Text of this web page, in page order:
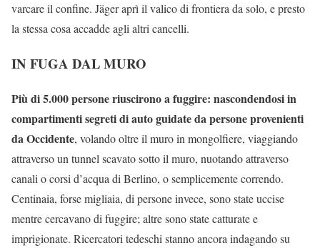
varcare il confine. Jäger aprì il valico di frontiera da solo, e presto
la stessa cosa accadde agli altri cancelli.
IN FUGA DAL MURO
Più di 5.000 persone riuscirono a fuggire: nascondendosi in
compartimenti segreti di auto guidate da persone provenienti
da Occidente, volando oltre il muro in mongolfiere, viaggiando
attraverso un tunnel scavato sotto il muro, nuotando attraverso
canali o corsi d’acqua di Berlino, o semplicemente correndo.
Centinaia, forse migliaia, di persone invece, sono state uccise
mentre cercavano di fuggire; altre sono state catturate e
imprigionate. Ricercatori tedeschi stanno ancora indagando su